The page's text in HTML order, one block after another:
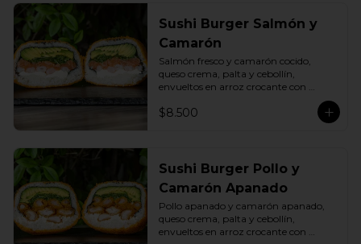
Sushi Burger Salmón y
Camarón
Salmón fresco y camarón cocido,
queso crema, palta y cebollín,
envueltos en arroz crocante con
$8.500
Sushi Burger Pollo y
Camarón Apanado
Pollo apanado y camarón apanado,
queso crema, palta y cebollín,
envueltos en arroz crocante con